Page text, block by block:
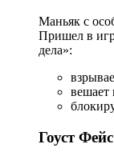
Маньяк с
Пришел в
дела»:
вешает
Гоуст Фейс